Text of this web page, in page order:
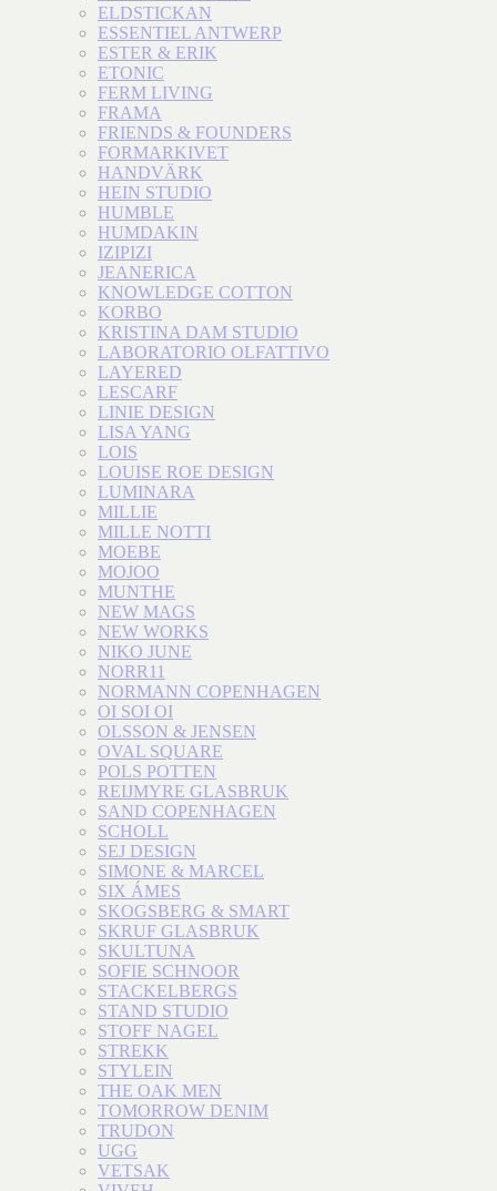
ELDSTICKAN
ESSENTIEL ANTWERP
ESTER & ERIK
ETONIC
FERM LIVING
FRAMA
FRIENDS & FOUNDERS
FORMARKIVET
HANDVÄRK
HEIN STUDIO
HUMBLE
HUMDAKIN
IZIPIZI
JEANERICA
KNOWLEDGE COTTON
KORBO
KRISTINA DAM STUDIO
LABORATORIO OLFATTIVO
LAYERED
LESCARF
LINIE DESIGN
LISA YANG
LOIS
LOUISE ROE DESIGN
LUMINARA
MILLIE
MILLE NOTTI
MOEBE
MOJOO
MUNTHE
NEW MAGS
NEW WORKS
NIKO JUNE
NORR11
NORMANN COPENHAGEN
OI SOI OI
OLSSON & JENSEN
OVAL SQUARE
POLS POTTEN
REIJMYRE GLASBRUK
SAND COPENHAGEN
SCHOLL
SEJ DESIGN
SIMONE & MARCEL
SIX ÁMES
SKOGSBERG & SMART
SKRUF GLASBRUK
SKULTUNA
SOFIE SCHNOOR
STACKELBERGS
STAND STUDIO
STOFF NAGEL
STREKK
STYLEIN
THE OAK MEN
TOMORROW DENIM
TRUDON
UGG
VETSAK